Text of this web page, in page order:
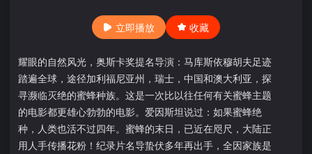
立即播放 收藏
耀眼的自然风光，奥斯卡奖提名导演：马库斯依穆胡夫足迹
踏遍全球，途径加利福尼亚州，瑞士，中国和澳大利亚，探
寻濒临灭绝的蜜蜂种族。这是一次比以往任何有关蜜蜂主题
的电影都更雄心勃勃的电影。爱因斯坦说过：如果蜜蜂绝
种，人类也活不过四年。蜜蜂的末日，已近在咫尺，大陆正
用人手传播花粉！纪录片名导蛰伏多年再出手，全因家族是